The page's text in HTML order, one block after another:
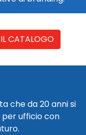
CATALOGO
che da 20 anni si
ufficio con